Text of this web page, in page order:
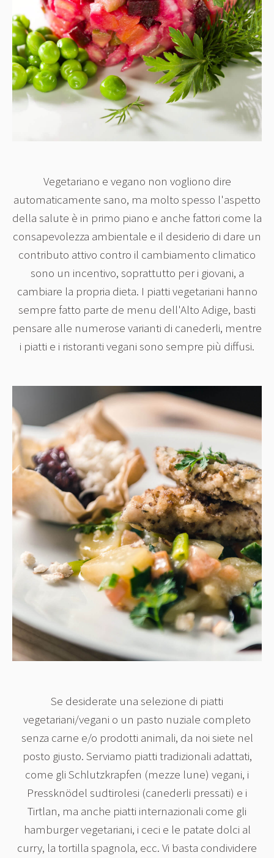
Vegetariano e vegano non vogliono dire
automaticamente sano, ma molto spesso l'aspetto
della salute è in primo piano e anche fattori come la
consapevolezza ambientale e il desiderio di dare un
contributo attivo contro il cambiamento climatico
sono un incentivo, soprattutto per i giovani, a
cambiare la propria dieta. I piatti vegetariani hanno
sempre fatto parte de menu dell'Alto Adige, basti
pensare alle numerose varianti di canederli, mentre
i piatti e i ristoranti vegani sono sempre più diffusi.
Se desiderate una selezione di piatti
vegetariani/vegani o un pasto nuziale completo
senza carne e/o prodotti animali, da noi siete nel
posto giusto. Serviamo piatti tradizionali adattati,
come gli Schlutzkrapfen (mezze lune) vegani, i
Pressknödel sudtirolesi (canederli pressati) e i
Tirtlan, ma anche piatti internazionali come gli
hamburger vegetariani, i ceci e le patate dolci al
curry, la tortilla spagnola, ecc. Vi basta condividere